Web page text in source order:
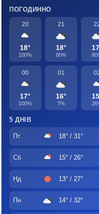
ПОГОДИННО
20
18°
100%
21
18°
80%
00
17°
100%
01
16°
7%
5 ДНІВ
Пт 18° / 31°
Сб 15° / 26°
Нд 13° / 27°
Пн 14° / 32°